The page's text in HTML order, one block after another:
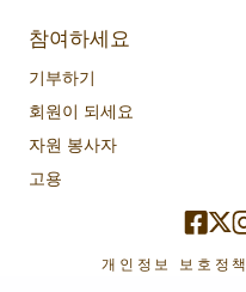
참여하세요
기부하기
회원이 되세요
자원 봉사자
고용
개인정보 보호정책